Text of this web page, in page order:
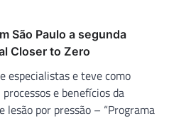
São Paulo a segunda
Closer to Zero
especialistas e teve como
e benefícios da
lesão por pressão – “Programa